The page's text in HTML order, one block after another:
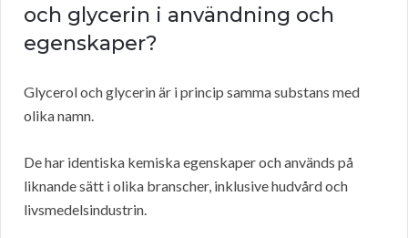
och glycerin i användning och
egenskaper?
Glycerol och glycerin är i princip samma substans med
olika namn.
De har identiska kemiska egenskaper och används på
liknande sätt i olika branscher, inklusive hudvård och
livsmedelsindustrin.